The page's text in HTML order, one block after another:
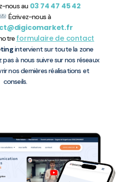
nous au 03 74 47 45 42
Écrivez-nous à
formulaire de contact
intervient sur toute la zone
pas à nous suivre sur nos réseaux
nos dernières réalisations et
conseils.